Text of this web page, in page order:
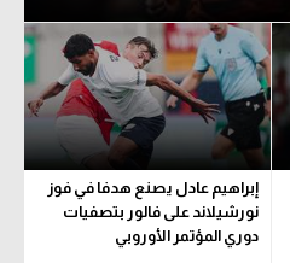
إبراهيم عادل يصنع هدفا في فوز
نورشيلاند على فالور بتصفيات
دوري المؤتمر الأوروبي